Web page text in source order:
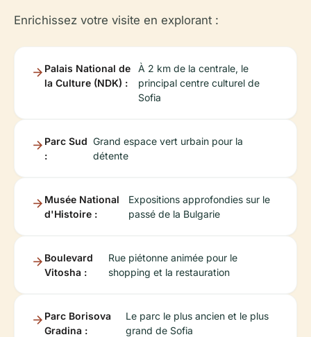
Enrichissez votre visite en explorant :
Palais National de
la Culture (NDK) :
À 2 km de la centrale, le
principal centre culturel de
Sofia
Parc Sud
:
Grand espace vert urbain pour la
détente
Musée National
d'Histoire :
Expositions approfondies sur le
passé de la Bulgarie
Boulevard
Vitosha :
Rue piétonne animée pour le
shopping et la restauration
Parc Borisova
Gradina :
Le parc le plus ancien et le plus
grand de Sofia